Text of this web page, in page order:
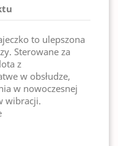
to ulepszona
Sterowane za
z
w obsłudze,
w nowoczesnej
wibracji.